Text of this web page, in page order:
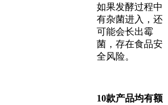
如果发酵过程中
有杂菌进入，还
可能会长出霉
菌，存在食品安
全风险。
10款产品均有额